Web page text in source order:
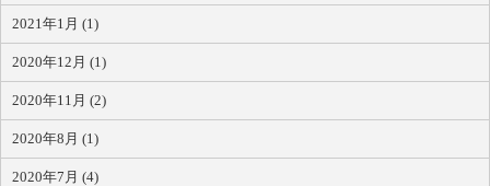
2021年1月 (1)
2020年12月 (1)
2020年11月 (2)
2020年8月 (1)
2020年7月 (4)